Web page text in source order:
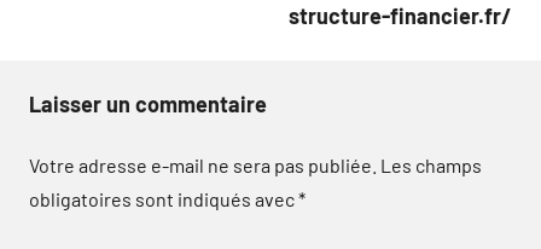
structure-financier.fr/
Laisser un commentaire
Votre adresse e-mail ne sera pas publiée. Les champs
obligatoires sont indiqués avec*